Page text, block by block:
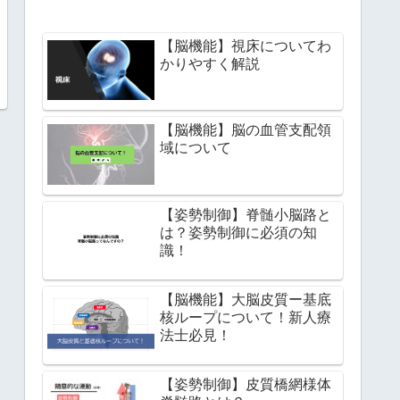
【脳機能】視床についてわ
かりやすく解説
【脳機能】脳の血管支配領
域について
【姿勢制御】脊髄小脳路と
は？姿勢制御に必須の知
識！
【脳機能】大脳皮質ー基底
核ループについて！新人療
法士必見！
【姿勢制御】皮質橋網様体